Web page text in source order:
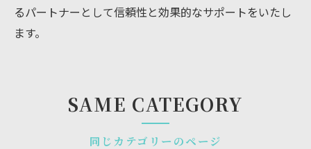
るパートナーとして信頼性と効果的なサポートをいたし
ます。
同じカテゴリーのページ
SAME CATEGORY